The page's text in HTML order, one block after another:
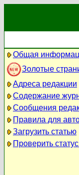
Общая
Золотые
Адреса редакции
Содержание
Сообщения
Правила для
Загрузить статью
Проверить